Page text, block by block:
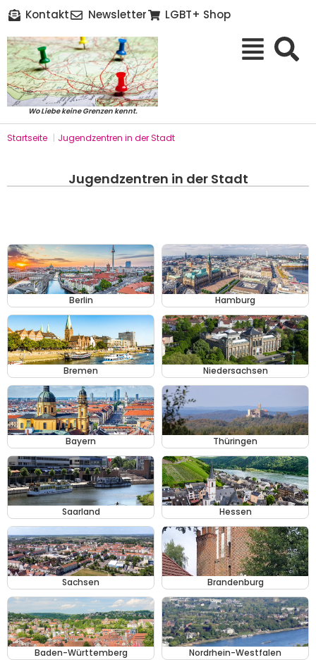
Kontakt Newsletter LGBT+ Shop
Wo Liebe keine Grenzen kennt.
Startseite | Jugendzentren in der Stadt
Jugendzentren in der Stadt
Berlin Hamburg
Bremen Niedersachsen
Bayern Thüringen
Saarland Hessen
Sachsen Brandenburg
Baden-Württemberg Nordrhein-Westfalen